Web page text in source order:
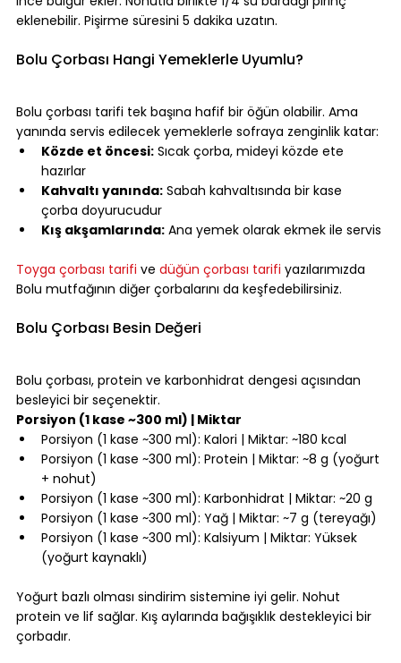
eklenebilir. Pişirme süresini 5 dakika uzatın.
Bolu Çorbası Hangi Yemeklerle Uyumlu?
Bolu çorbası tarifi tek başına hafif bir öğün olabilir. Ama
yanında servis edilecek yemeklerle sofraya zenginlik katar:
Közde et öncesi: Sıcak çorba, mideyi közde ete
hazırlar
Kahvaltı yanında: Sabah kahvaltısında bir kase
çorba doyurucudur
Kış akşamlarında: Ana yemek olarak ekmek ile servis
Toyga çorbası tarifi ve düğün çorbası tarifi yazılarımızda
Bolu mutfağının diğer çorbalarını da keşfedebilirsiniz.
Bolu Çorbası Besin Değeri
Bolu çorbası, protein ve karbonhidrat dengesi açısından
besleyici bir seçenektir.
Porsiyon (1 kase ~300 ml) | Miktar
Porsiyon (1 kase ~300 ml): Kalori | Miktar: ~180 kcal
Porsiyon (1 kase ~300 ml): Protein | Miktar: ~8 g (yoğurt
+ nohut)
Porsiyon (1 kase ~300 ml): Karbonhidrat | Miktar: ~20 g
Porsiyon (1 kase ~300 ml): Yağ | Miktar: ~7 g (tereyağı)
Porsiyon (1 kase ~300 ml): Kalsiyum | Miktar: Yüksek
(yoğurt kaynaklı)
Yoğurt bazlı olması sindirim sistemine iyi gelir. Nohut
protein ve lif sağlar. Kış aylarında bağışıklık destekleyici bir
çorbadır.